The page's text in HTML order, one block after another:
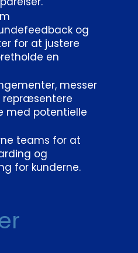
og
for at justere
en
messer
repræsentere
med potentielle
teams for at
og
for kunderne.